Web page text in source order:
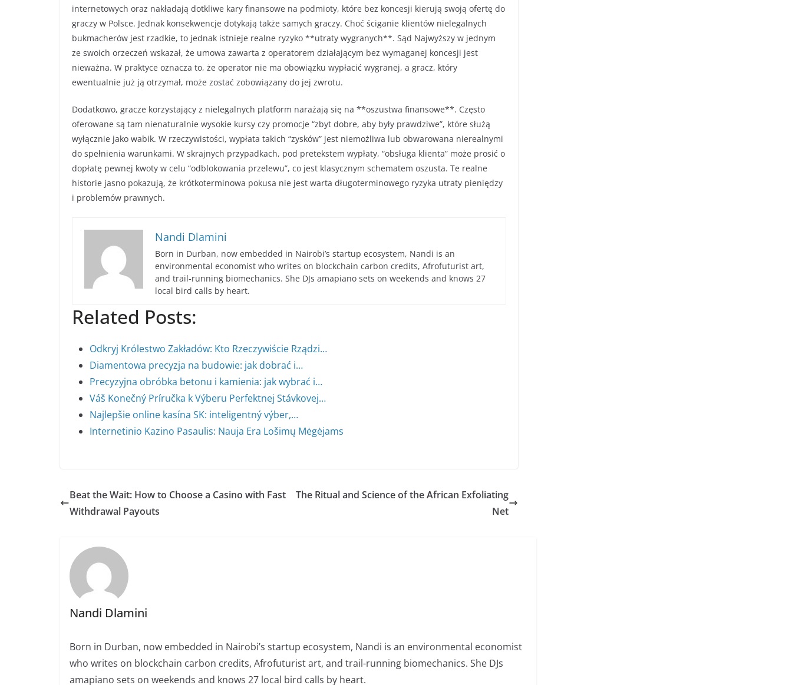
internetowych oraz nakładają dotkliwe kary finansowe na podmioty, które bez koncesji kierują swoją ofertę do
graczy w Polsce. Jednak konsekwencje dotykają także samych graczy. Choć ściganie klientów nielegalnych
bukmacherów jest rzadkie, to jednak istnieje realne ryzyko **utraty wygranych**. Sąd Najwyższy w jednym
ze swoich orzeczeń wskazał, że umowa zawarta z operatorem działającym bez wymaganej koncesji jest
nieważna. W praktyce oznacza to, że operator nie ma obowiązku wypłacić wygranej, a gracz, który
ewentualnie już ją otrzymał, może zostać zobowiązany do jej zwrotu.
Dodatkowo, gracze korzystający z nielegalnych platform narażają się na **oszustwa finansowe**. Często
oferowane są tam nienaturalnie wysokie kursy czy promocje “zbyt dobre, aby były prawdziwe”, które służą
wyłącznie jako wabik. W rzeczywistości, wypłata takich “zysków” jest niemożliwa lub obwarowana nierealnymi
do spełnienia warunkami. W skrajnych przypadkach, pod pretekstem wypłaty, “obsługa klienta” może prosić o
dopłatę pewnej kwoty w celu “odblokowania przelewu”, co jest klasycznym schematem oszusta. Te realne
historie jasno pokazują, że krótkoterminowa pokusa nie jest warta długoterminowego ryzyka utraty pieniędzy
i problemów prawnych.
Nandi Dlamini
Born in Durban, now embedded in Nairobi’s startup ecosystem, Nandi is an
environmental economist who writes on blockchain carbon credits, Afrofuturist art,
and trail-running biomechanics. She DJs amapiano sets on weekends and knows 27
local bird calls by heart.
Related Posts:
Odkryj Królestwo Zakładów: Kto Rzeczywiście Rządzi…
Diamentowa precyzja na budowie: jak dobrać i…
Precyzyjna obróbka betonu i kamienia: jak wybrać i…
Váš Konečný Príručka k Výberu Perfektnej Stávkovej…
Najlepšie online kasína SK: inteligentný výber,…
Internetinio Kazino Pasaulis: Nauja Era Lošimų Mėgėjams
Beat the Wait: How to Choose a Casino with Fast
Withdrawal Payouts
The Ritual and Science of the African Exfoliating
Net
Nandi Dlamini
Born in Durban, now embedded in Nairobi’s startup ecosystem, Nandi is an environmental economist
who writes on blockchain carbon credits, Afrofuturist art, and trail-running biomechanics. She DJs
amapiano sets on weekends and knows 27 local bird calls by heart.